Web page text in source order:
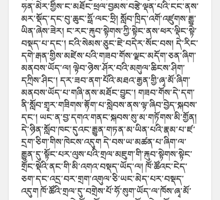
ཧན་མེར་གྱིས་ང་མཐོང་ཕྲལ་བྱམས་བརྩེ་ལྡན་པའི་ངང་ནས་
མར་སྡོད་དང་བུ་ཆུང་ཧྥོ་ལང་ཧྲི། སློབ་ཁྲིད་འགོ་འཛུགས་རྒྱུ་
ཡིན་ཞེས་ཟེར། ང་རང་རྐུབ་སྟེགས་ཀྱི་སྟེང་ནས་ཕར་ལྡིང་སྟེ་
བསྡད་པ་དང་། ངའི་སེམས་ཅུང་ཇེ་བདེར་སོང་བས། དེ་རིང་
དགེ་རྒན་གྱིས་མཛེས་པའི་གཟབ་གོས་ལྗང་མདོག་ཅན་ཞིག་
མནབས་ཡོད་ལ། ལྟེབ་ཉེས་ཤོར་བའི་མགུལ་ཆིངས་ཤིག་
དཀྲིས་ཤིང་། དར་ཟབ་ནག་པོའི་མཐའ་རྒྱན་གྱི་ཞྭ་མོ་ཞིག་
མནབས་ཡོད་པ་གཞི་ནས་མཐོང་བྱུང་། གཟབ་གོས་དེ་དག་
ནི་སློབ་གྲྭར་གཟིགས་རྟོག་པ་སླེབས་ནས་ལྟ་ཞིབ་བྱེད་སྐབས་
དང་། ཡང་ན་བྱ་དགའ་གནང་སྐབས་སུ་མ་གཏོགས་མི་གྱོན།
དེ་ཉིན་སློབ་ཁང་དུའང་རྒྱུན་གཏན་མ་ཡིན་པའི་རྣམ་པ་ཛ་
དྲག་ཅིག་གིས་ཁེངས་འདུག དེ་བས་ཡ་མཚན་པ་ཞིག་ལ་
རྒྱུན་དུ་སྟོང་པར་ལུས་པའི་གྲལ་མཇུག་གི་རྐུབ་སྟེགས་སྟེང་
གྲོང་སྡེའི་ནང་གི་མི་འགའ་བསྡད་ཡོད་ལ། ཁོ་ཚོའང་ངེད་
ཅག་དང་འདྲ་བར་གྲག་འགུལ་ཅི་ཡང་མེད་པར་བསྡད་
འདུག ཁོ་ཚོའི་གྲལ་དུ་བགྲེས་པོ་ཧོ་སུག་ཡོད་ལ་ཁོས་ཞྭ་མོ་